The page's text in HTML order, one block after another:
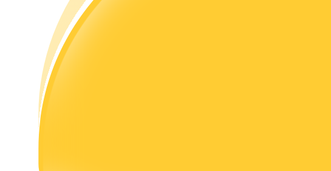
استراتيجيات التداول
تعلم كيفية البقاء مربحة